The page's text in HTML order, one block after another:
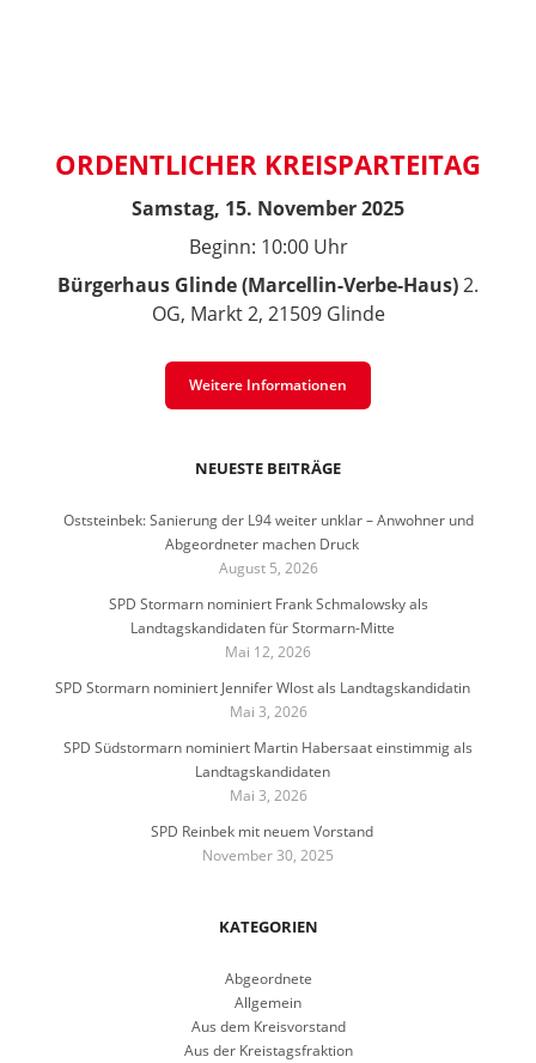
ORDENTLICHER KREISPARTEITAG
Samstag, 15. November 2025
Beginn: 10:00 Uhr
Bürgerhaus Glinde (Marcellin-Verbe-Haus)2.
OG, Markt 2, 21509 Glinde
Weitere Informationen
NEUESTE BEITRÄGE
Oststeinbek: Sanierung der L94 weiter unklar – Anwohner und
Abgeordneter machen Druck
August 5, 2026
SPD Stormarn nominiert Frank Schmalowsky als
Landtagskandidaten für Stormarn-Mitte
Mai 12, 2026
SPD Stormarn nominiert Jennifer Wlost als Landtagskandidatin
Mai 3, 2026
SPD Südstormarn nominiert Martin Habersaat einstimmig als
Landtagskandidaten
Mai 3, 2026
SPD Reinbek mit neuem Vorstand
November 30, 2025
KATEGORIEN
Abgeordnete
Allgemein
Aus dem Kreisvorstand
Aus der Kreistagsfraktion